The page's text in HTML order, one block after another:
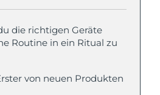
die richtigen Geräte
Routine in ein Ritual zu
von neuen Produkten